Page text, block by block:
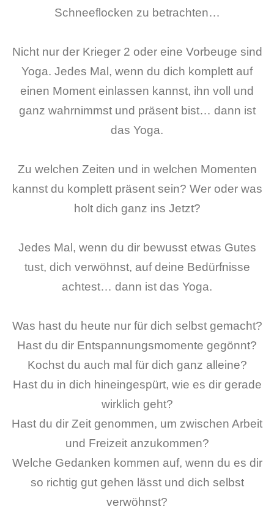
Schneeflocken zu betrachten…
Nicht nur der Krieger 2 oder eine Vorbeuge sind
Yoga. Jedes Mal, wenn du dich komplett auf
einen Moment einlassen kannst, ihn voll und
ganz wahrnimmst und präsent bist… dann ist
das Yoga.
Zu welchen Zeiten und in welchen Momenten
kannst du komplett präsent sein? Wer oder was
holt dich ganz ins Jetzt?
Jedes Mal, wenn du dir bewusst etwas Gutes
tust, dich verwöhnst, auf deine Bedürfnisse
achtest… dann ist das Yoga.
Was hast du heute nur für dich selbst gemacht?
Hast du dir Entspannungsmomente gegönnt?
Kochst du auch mal für dich ganz alleine?
Hast du in dich hineingespürt, wie es dir gerade
wirklich geht?
Hast du dir Zeit genommen, um zwischen Arbeit
und Freizeit anzukommen?
Welche Gedanken kommen auf, wenn du es dir
so richtig gut gehen lässt und dich selbst
verwöhnst?